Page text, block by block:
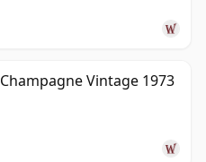
Vintage 1973